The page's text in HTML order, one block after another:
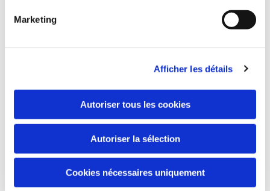
Marketing
Afficher les détails
Autoriser tous les cookies
Autoriser la sélection
Cookies nécessaires uniquement
Paiements sécurisés